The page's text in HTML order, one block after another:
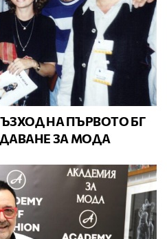
НА ПЪРВОТО БГ
ЗА МОДА